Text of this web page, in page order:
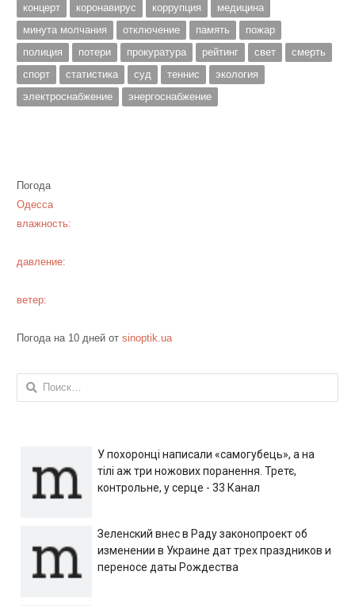
концерт
коронавирус коррупция
медицина
минута молчания
отключение память
пожар
полиция
потери прокуратура рейтинг свет
смерть
спорт
статистика суд теннис
экология
электроснабжение
энергоснабжение
Погода
Одесса
влажность:
давление:
ветер:
Погода на 10 дней от sinoptik.ua
Найти:
У похоронці написали «самогубець», а на
тілі аж три ножових поранення. Третє,
контрольне, у серце - 33 Канал
Зеленский внес в Раду законопроект об
изменении в Украине дат трех праздников и
переносе даты Рождества